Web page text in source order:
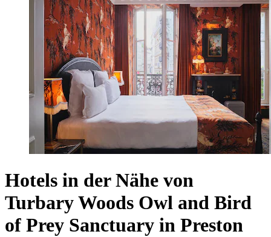
Hotels in der Nähe von
Turbary Woods Owl and Bird
of Prey Sanctuary in Preston